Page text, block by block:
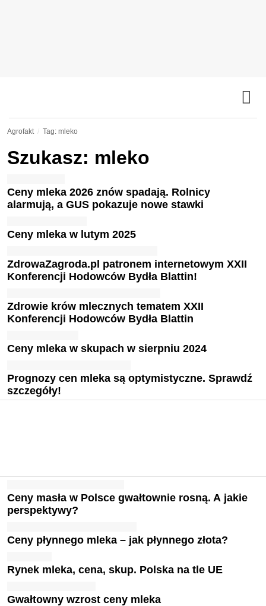
Agrofakt Tag: mleko
Szukasz: mleko
Ceny mleka 2026 znów spadają. Rolnicy
alarmują, a GUS pokazuje nowe stawki
Ceny mleka w lutym 2025
ZdrowaZagroda.pl patronem internetowym XXII
Konferencji Hodowców Bydła Blattin!
Zdrowie krów mlecznych tematem XXII
Konferencji Hodowców Bydła Blattin
Ceny mleka w skupach w sierpniu 2024
Prognozy cen mleka są optymistyczne. Sprawdź
szczegóły!
Ceny masła w Polsce gwałtownie rosną. A jakie
perspektywy?
Ceny płynnego mleka – jak płynnego złota?
Rynek mleka, cena, skup. Polska na tle UE
Gwałtowny wzrost ceny mleka